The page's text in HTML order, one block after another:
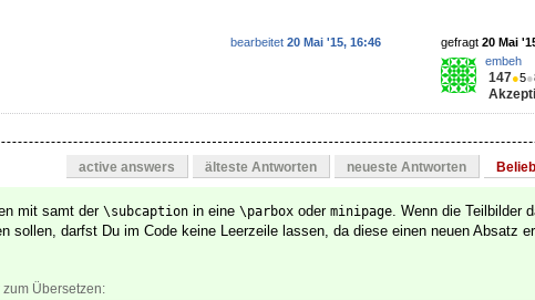
gefragt 20 Mai
embeh
147●5●
bearbeitet 20 Mai '15, 16:46
active answers älteste Antworten neueste Antworten
mit samt der \subcaption in eine \parbox oder minipage. Wenn die Teilbilder
sollen, darfst Du im Code keine Leerzeile lassen, da diese einen neuen Absatz
Übersetzen: